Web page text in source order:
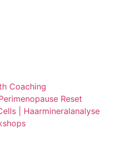
Coaching
Reset
| Haarmineralanalyse